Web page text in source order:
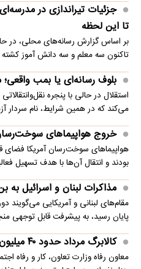
تا این لحظه
بر اساس گزارش رسانه‌های محلی، در
تاکنون سه معلم و سه دانش آموز
بلوف رسانه‌ای یا بمب واقعی؛
استقلال در حالی با پنجره
می‌کند که در همین شرایط، نام سردار
خروج هواپیماهای سوخت‌رسان
هواپیماهای سوخت‌رسان آمریکا فضای
بودند و انتقال آن‌ها با هدف تسهیل
مذاکرات لبنان و اسرائیل
مقام‌های لبنانی و آمریکایی می‌گویند
پایان رسید، به پیشرفت قابل توجهی
کالابرگ مرداد حدود ۴۰‌ میلیون نفر شارژ شد